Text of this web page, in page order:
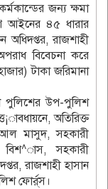
জন্য ক্ষমা
আইনের ৪৫ ধারার
অধিদপ্তর, রাজশাহী
বিবেচনা করে
টাকা জরিমানা
পুলিশের উপ-পুলিশ
অতিরিক্ত
আল মাসুদ, সহকারী
বিশ^াস, সহকারী
রাজশাহী হাসান
ফোর্র্স।